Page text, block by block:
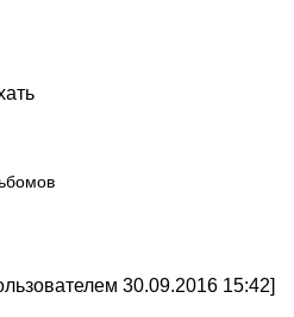
30.09.2016 15:42]